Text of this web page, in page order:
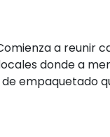
a reunir
donde a
empaquetado